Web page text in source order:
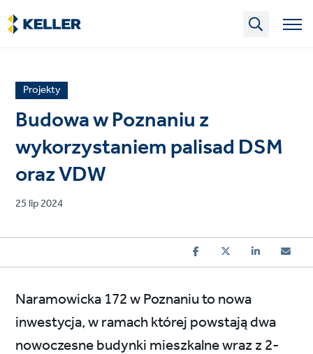
Skip
to
main
News
article
category
Projekty
Budowa w Poznaniu z
wykorzystaniem palisad DSM
oraz VDW
Published
25 lip 2024
Naramowicka 172 w Poznaniu to nowa
inwestycja, w ramach której powstają dwa
nowoczesne budynki mieszkalne wraz z 2-